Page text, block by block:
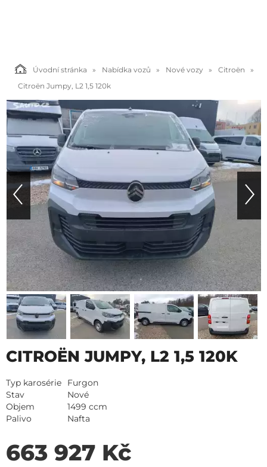
Úvodní stránka Nabídka vozů Nové vozy
Citroën
Citroën Jumpy, L2 1,5 120k
CITROËN JUMPY, L2 1,5 120K
Typ karosérie
Furgon
Stav
Nové
Objem
1499 ccm
Palivo
Nafta
663 927 Kč